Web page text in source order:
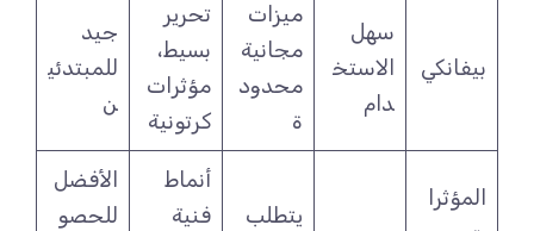
بيفانكي
سهل
الاستخ
ميزات
مجانية
محدود
تحرير
بسيط،
مؤثرات
كرتونية
للمبتدئي
المؤثرا
يتطلب
أنماط
فنية
الأفضل
للحصو